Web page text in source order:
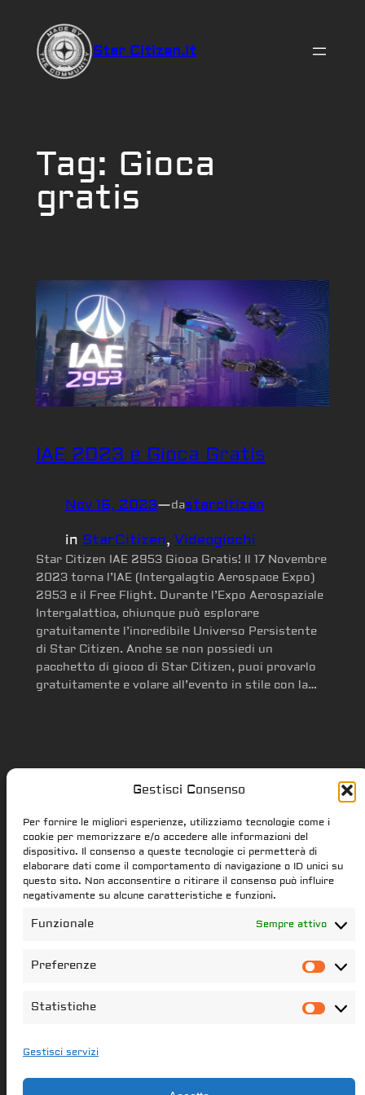
Gestisci Consenso
Per fornire le migliori esperienze, utilizziamo tecnologie come i
cookie per memorizzare e/o accedere alle informazioni del
dispositivo. Il consenso a queste tecnologie ci permetterà di
elaborare dati come il comportamento di navigazione o ID unici su
questo sito. Non acconsentire o ritirare il consenso può influire
negativamente su alcune caratteristiche e funzioni.
Funzionale Sempre attivo
Preferenze
Statistiche
Gestisci servizi
contenuto
Star Citizen.it
Tag: Gioca
gratis
IAE 2023 e Gioca Gratis
Nov 16, 2023—dastarcitizen
in StarCitizen, Videogiochi
Star Citizen IAE 2953 Gioca Gratis! Il 17 Novembre
2023 torna l’IAE (Intergalagtic Aerospace Expo)
2953 e il Free Flight. Durante l’Expo Aerospaziale
Intergalattica, chiunque può esplorare
gratuitamente l’incredibile Universo Persistente
di Star Citizen. Anche se non possiedi un
pacchetto di gioco di Star Citizen, puoi provarlo
gratuitamente e volare all’evento in stile con la…
Star Citizen.it
star-citizen.it is a Star Citizen fan
website. Star Citizen and Squadron42
trademarks are the properties of the